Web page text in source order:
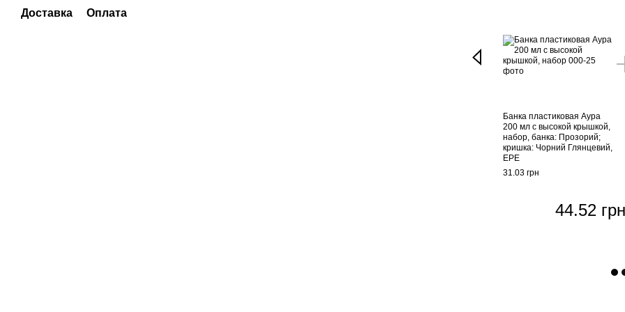
Доставка
Оплата
Банка пластиковая Аура
200 мл с высокой крышкой,
набор, банка: Прозорий;
кришка: Чорний Глянцевий,
EPE
31.03 грн
44.52 грн